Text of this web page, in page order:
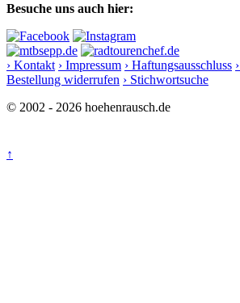
Besuche uns auch hier:
› Kontakt › Impressum › Haftungsausschluss
Bestellung widerrufen › Stichwortsuche
© 2002 - 2026 hoehenrausch.de
↑